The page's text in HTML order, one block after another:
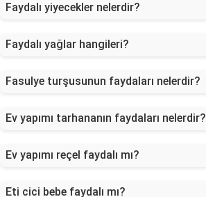
Faydalı yiyecekler nelerdir?
Faydalı yağlar hangileri?
Fasulye turşusunun faydaları nelerdir?
Ev yapımı tarhananın faydaları nelerdir?
Ev yapımı reçel faydalı mı?
Eti cici bebe faydalı mı?